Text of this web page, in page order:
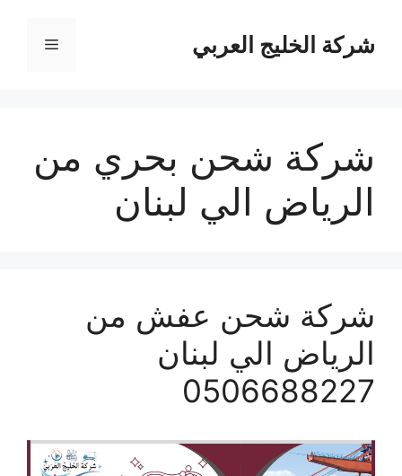
المحتوىشركة الخليج العربي القائمة
شركة شحن بحري من
الرياض الي لبنان
شركة شحن عفش من
الرياض الي لبنان
0506688227